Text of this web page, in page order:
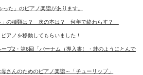
た」のピアノ楽譜があります。
」の種類は？ 次の本は？ 何年で終わらす？
アノを移動してもらいました！
ープ2・第6回「バーナム（導入書）・蛙のようにとんで
さんのためのピアノ楽譜～「チューリップ」